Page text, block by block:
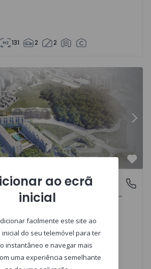
131 2 2
Cavaleiros e Frielas, Lisboa
Santo António dos Cavaleiros e Frielas, Lisboa
€
ao ecrã
inicial
facilmente este site ao
inicial do seu telemóvel para ter
instantâneo e navegar mais
uma experiência semelhante